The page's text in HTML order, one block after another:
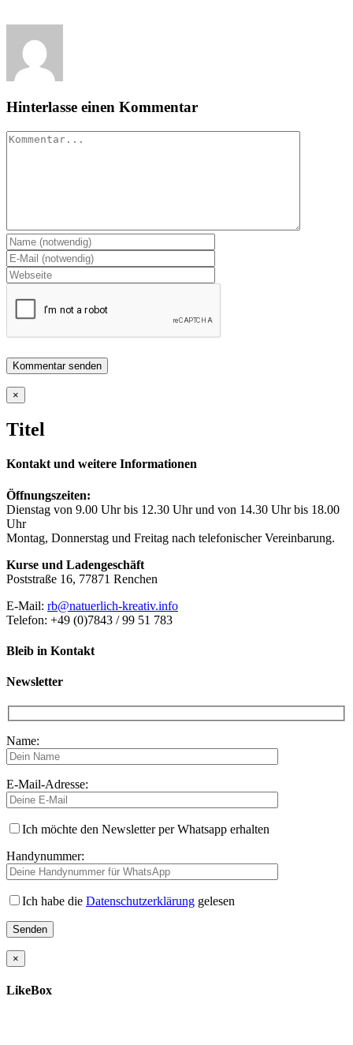
Hinterlasse einen Kommentar
Kommentar
Close
product
view
×
Titel
Kontakt und weitere Informationen
Öffnungszeiten:
Dienstag von 9.00 Uhr bis 12.30 Uhr und von 14.30 Uhr bis 18.00
Uhr
Montag, Donnerstag und Freitag nach telefonischer Vereinbarung.
Kurse und Ladengeschäft
Poststraße 16, 77871 Renchen
E-Mail: rb@natuerlich-kreativ.info
Telefon: +49 (0)7843 / 99 51 783
Bleib in Kontakt
Newsletter
Name:
E-Mail-Adresse:
Ich möchte den Newsletter per Whatsapp erhalten
Handynummer:
Ich habe die Datenschutzerklärung gelesen
×
LikeBox